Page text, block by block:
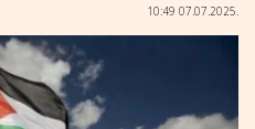
10:49 07.07.2025.